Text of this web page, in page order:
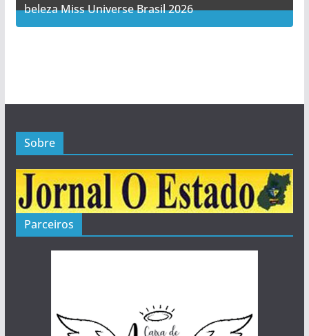
beleza Miss Universe Brasil 2026
Sobre
Parceiros